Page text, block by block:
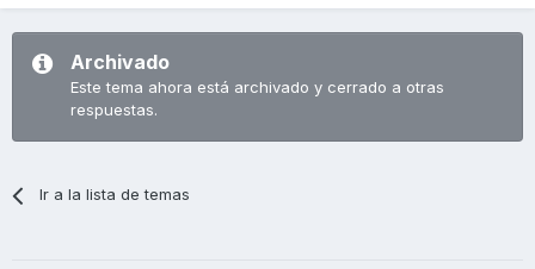
Archivado
Este tema ahora está archivado y cerrado a otras
respuestas.
Ir a la lista de temas